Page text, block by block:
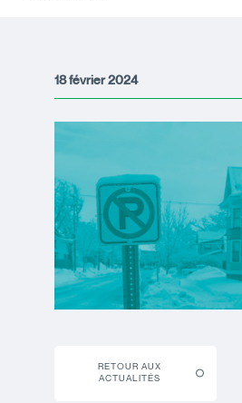
18 février 2024
RETOUR AUX
ACTUALITÉS